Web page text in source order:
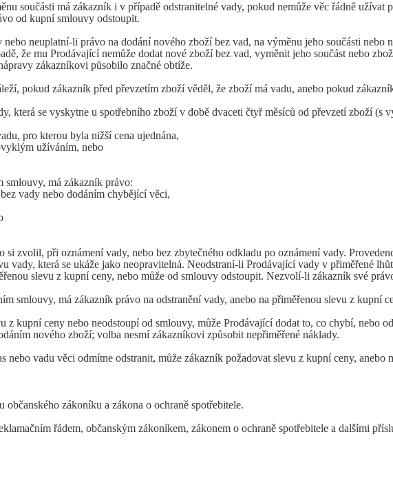
součásti má zákazník i v případě odstranitelné vady, pokud nemůže věc řádně užívat
od kupní smlouvy odstoupit.
neuplatní-li právo na dodání nového zboží bez vad, na výměnu jeho součásti nebo
že mu Prodávající nemůže dodat nové zboží bez vad, vyměnit jeho součást nebo
zákazníkovi působilo značné obtíže.
pokud zákazník před převzetím zboží věděl, že zboží má vadu, anebo pokud
která se vyskytne u spotřebního zboží v době dvaceti čtyř měsíců od převzetí zboží (s
pro kterou byla nižší cena ujednána,
užíváním, nebo
má zákazník právo:
vady nebo dodáním chybějící věci,
zvolil, při oznámení vady, nebo bez zbytečného odkladu po oznámení vady.
vady, která se ukáže jako neopravitelná. Neodstraní-li Prodávající vady v přiměřené
slevu z kupní ceny, nebo může od smlouvy odstoupit. Nezvolí-li zákazník své
smlouvy, má zákazník právo na odstranění vady, anebo na přiměřenou slevu z kupní
kupní ceny nebo neodstoupí od smlouvy, může Prodávající dodat to, co chybí, nebo
nového zboží; volba nesmí zákazníkovi způsobit nepřiměřené náklady.
vadu věci odmítne odstranit, může zákazník požadovat slevu z kupní ceny, anebo
zákoníku a zákona o ochraně spotřebitele.
řádem, občanským zákoníkem, zákonem o ochraně spotřebitele a dalšími